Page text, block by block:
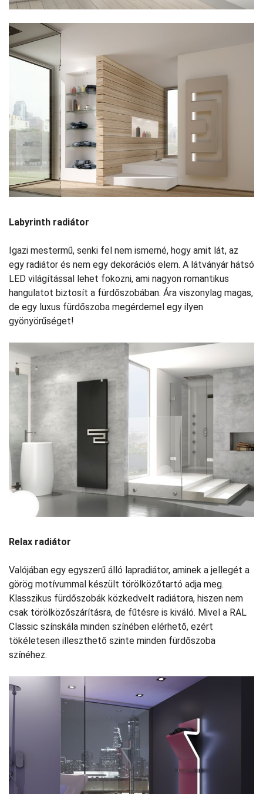
Labyrinth radiátor
Igazi mestermű, senki fel nem ismerné, hogy amit lát, az
egy radiátor és nem egy dekorációs elem. A látványár hátsó
LED világítással lehet fokozni, ami nagyon romantikus
hangulatot biztosít a fürdőszobában. Ára viszonylag magas,
de egy luxus fürdőszoba megérdemel egy ilyen
gyönyörűséget!
Relax radiátor
Valójában egy egyszerű álló lapradiátor, aminek a jellegét a
görög motívummal készült törölközőtartó adja meg.
Klasszikus fürdőszobák közkedvelt radiátora, hiszen nem
csak törölközőszárításra, de fűtésre is kiváló. Mivel a RAL
Classic színskála minden színében elérhető, ezért
tökéletesen illeszthető szinte minden fürdőszoba
színéhez.